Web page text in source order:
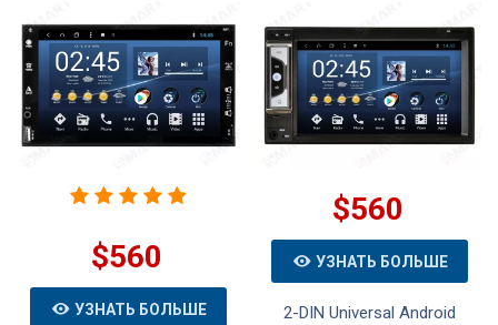
$560
УЗНАТЬ БОЛЬШЕ
$560
УЗНАТЬ БОЛЬШЕ
2-DIN Universal Android